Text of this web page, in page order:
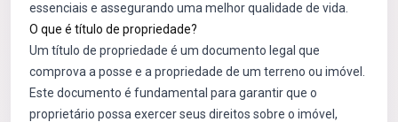
essenciais e assegurando uma melhor qualidade de vida.
O que é título de propriedade?
Um título de propriedade é um documento legal que
comprova a posse e a propriedade de um terreno ou imóvel.
Este documento é fundamental para garantir que o
proprietário possa exercer seus direitos sobre o imóvel,